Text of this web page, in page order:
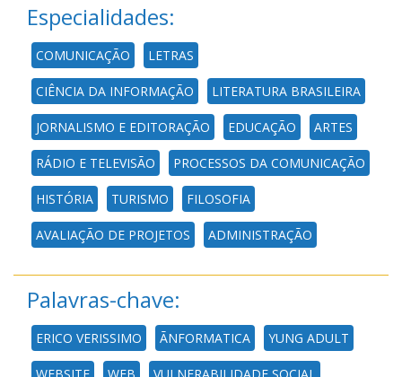
Especialidades:
COMUNICAÇÃO LETRAS
CIÊNCIA DA INFORMAÇÃO LITERATURA BRASILEIRA
JORNALISMO E EDITORAÇÃO EDUCAÇÃO ARTES
RÁDIO E TELEVISÃO PROCESSOS DA COMUNICAÇÃO
HISTÓRIA TURISMO FILOSOFIA
AVALIAÇÃO DE PROJETOS ADMINISTRAÇÃO
Palavras-chave:
ERICO VERISSIMO ÃNFORMATICA YUNG ADULT